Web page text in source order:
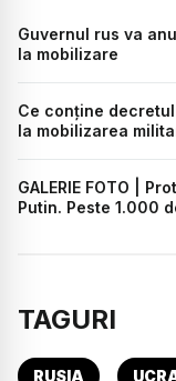
Guvernul rus va
la mobilizare
Ce conține
la mobilizarea
GALERIE FOTO |
Putin. Peste 1.000
TAGURI
RUSIA